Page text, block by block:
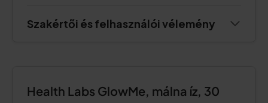
Szakértői és felhasználói vélemény
Health Labs GlowMe, málna íz, 30